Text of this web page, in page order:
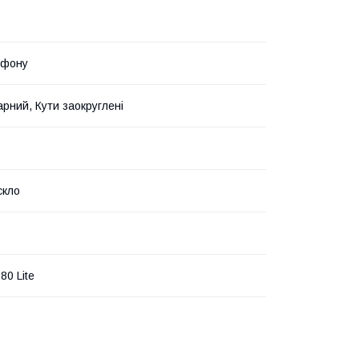
Кути заокруглені
Lite